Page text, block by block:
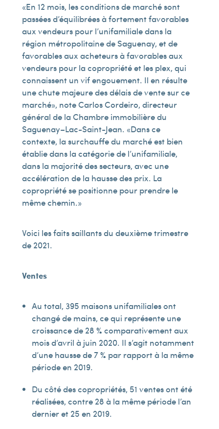
« En 12 mois, les conditions de marché sont
passées d’équilibrées à fortement favorables
aux vendeurs pour l’unifamiliale dans la
région métropolitaine de Saguenay, et de
favorables aux acheteurs à favorables aux
vendeurs pour la copropriété et les plex, qui
connaissent un vif engouement. Il en résulte
une chute majeure des délais de vente sur ce
marché », note Carlos Cordeiro, directeur
général de la Chambre immobilière du
Saguenay–Lac-Saint-Jean. « Dans ce
contexte, la surchauffe du marché est bien
établie dans la catégorie de l’unifamiliale,
dans la majorité des secteurs, avec une
accélération de la hausse des prix. La
copropriété se positionne pour prendre le
même chemin. »
Voici les faits saillants du deuxième trimestre
de 2021.
Ventes
Au total, 395 maisons unifamiliales ont
changé de mains, ce qui représente une
croissance de 28 % comparativement aux
mois d’avril à juin 2020. Il s’agit notamment
d’une hausse de 7 % par rapport à la même
période en 2019.
Du côté des copropriétés, 51 ventes ont été
réalisées, contre 28 à la même période l’an
dernier et 25 en 2019.